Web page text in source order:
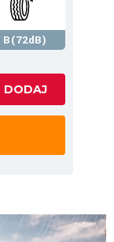
B(72dB)